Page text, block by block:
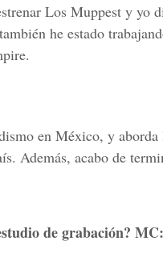
Los Muppest y yo
he estado
en México, y
Además, acabo de
de grabación? MC: